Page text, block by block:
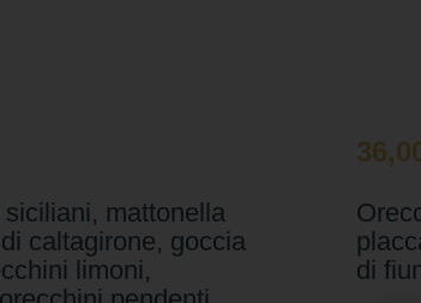
mattonella
caltagirone, goccia
limoni,
di